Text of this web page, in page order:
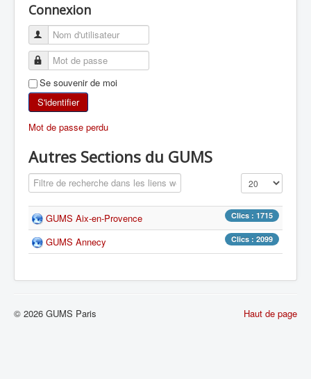
ESCALADE
ALPINISME
SKI DE RANDONNÉE
RANDONNÉE SPORTIVE
Connexion
Se souvenir de moi
S'identifier
Mot de passe perdu
Autres Sections du GUMS
Champ de filtre Affichage #
Clics : 1715
GUMS Aix-en-Provence
Clics : 2099
GUMS Annecy
Haut de page
© 2026 GUMS Paris